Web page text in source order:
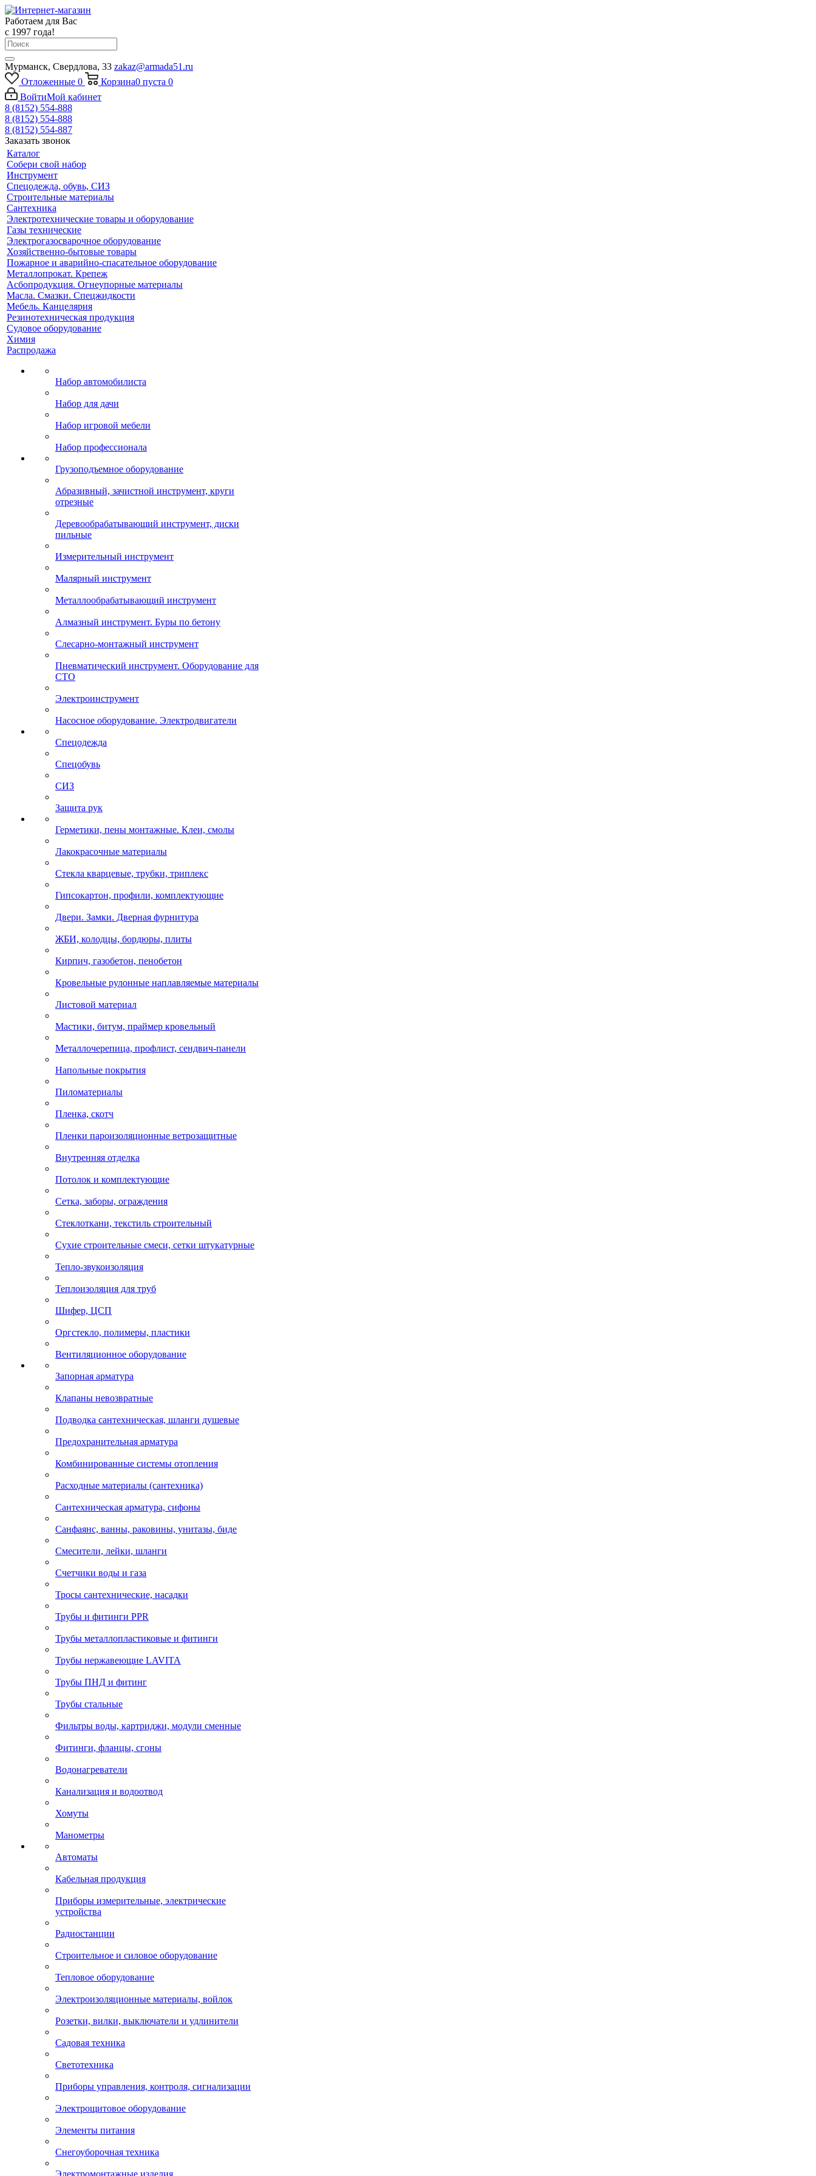
Работаем для Вас
с 1997 года!
Мурманск, Свердлова, 33 zakaz@armada51.ru
Отложенные 0 Корзина0 пуста 0
ВойтиМой кабинет
8 (8152) 554-888
8 (8152) 554-888
8 (8152) 554-887
Заказать звонок
Каталог
Собери свой набор
Инструмент
Спецодежда, обувь, СИЗ
Строительные материалы
Сантехника
Электротехнические товары и оборудование
Газы технические
Электрогазосварочное оборудование
Хозяйственно-бытовые товары
Пожарное и аварийно-спасательное оборудование
Металлопрокат. Крепеж
Асбопродукция. Огнеупорные материалы
Масла. Смазки. Спецжидкости
Мебель. Канцелярия
Резинотехническая продукция
Судовое оборудование
Химия
Распродажа
Набор автомобилиста
Набор для дачи
Набор игровой мебели
Набор профессионала
Грузоподъемное оборудование
Абразивный, зачистной инструмент, круги
отрезные
Деревообрабатывающий инструмент, диски
пильные
Измерительный инструмент
Малярный инструмент
Металлообрабатывающий инструмент
Алмазный инструмент. Буры по бетону
Слесарно-монтажный инструмент
Пневматический инструмент. Оборудование для
СТО
Электроинструмент
Насосное оборудование. Электродвигатели
Спецодежда
Спецобувь
СИЗ
Защита рук
Герметики, пены монтажные. Клеи, смолы
Лакокрасочные материалы
Стекла кварцевые, трубки, триплекс
Гипсокартон, профили, комплектующие
Двери. Замки. Дверная фурнитура
ЖБИ, колодцы, бордюры, плиты
Кирпич, газобетон, пенобетон
Кровельные рулонные наплавляемые материалы
Листовой материал
Мастики, битум, праймер кровельный
Металлочерепица, профлист, сендвич-панели
Напольные покрытия
Пиломатериалы
Пленка, скотч
Пленки пароизоляционные ветрозащитные
Внутренняя отделка
Потолок и комплектующие
Сетка, заборы, ограждения
Стеклоткани, текстиль строительный
Сухие строительные смеси, сетки штукатурные
Тепло-звукоизоляция
Теплоизоляция для труб
Шифер, ЦСП
Оргстекло, полимеры, пластики
Вентиляционное оборудование
Запорная арматура
Клапаны невозвратные
Подводка сантехническая, шланги душевые
Предохранительная арматура
Комбинированные системы отопления
Расходные материалы (сантехника)
Сантехническая арматура, сифоны
Санфаянс, ванны, раковины, унитазы, биде
Смесители, лейки, шланги
Счетчики воды и газа
Тросы сантехнические, насадки
Трубы и фитинги PPR
Трубы металлопластиковые и фитинги
Трубы нержавеющие LAVITA
Трубы ПНД и фитинг
Трубы стальные
Фильтры воды, картриджи, модули сменные
Фитинги, фланцы, сгоны
Водонагреватели
Канализация и водоотвод
Хомуты
Манометры
Автоматы
Кабельная продукция
Приборы измерительные, электрические
устройства
Радиостанции
Строительное и силовое оборудование
Тепловое оборудование
Электроизоляционные материалы, войлок
Розетки, вилки, выключатели и удлинители
Садовая техника
Светотехника
Приборы управления, контроля, сигнализации
Электрощитовое оборудование
Элементы питания
Снегоуборочная техника
Электромонтажные изделия